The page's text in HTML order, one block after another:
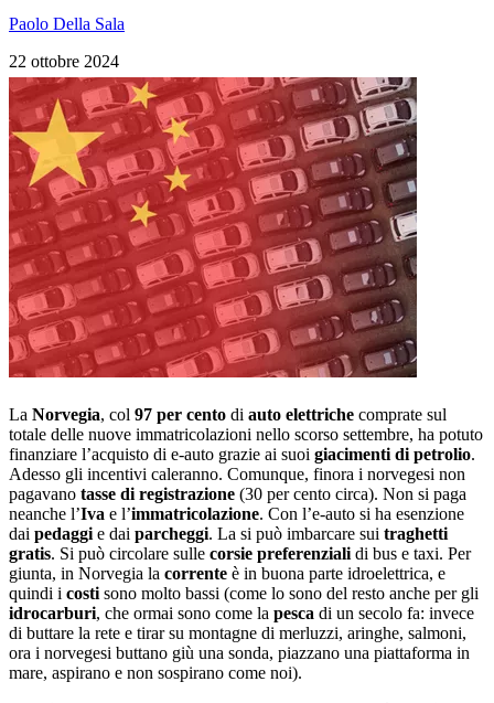
Paolo Della Sala
22 ottobre 2024
La Norvegia, col 97 per cento di auto elettriche comprate sul
totale delle nuove immatricolazioni nello scorso settembre, ha potuto
finanziare l’acquisto di e-auto grazie ai suoi giacimenti di petrolio.
Adesso gli incentivi caleranno. Comunque, finora i norvegesi non
pagavano tasse di registrazione (30 per cento circa). Non si paga
neanche l’Iva e l’immatricolazione. Con l’e-auto si ha esenzione
dai pedaggi e dai parcheggi. La si può imbarcare sui traghetti
gratis. Si può circolare sulle corsie preferenziali di bus e taxi. Per
giunta, in Norvegia la corrente è in buona parte idroelettrica, e
quindi i costi sono molto bassi (come lo sono del resto anche per gli
idrocarburi, che ormai sono come la pesca di un secolo fa: invece
di buttare la rete e tirar su montagne di merluzzi, aringhe, salmoni,
ora i norvegesi buttano giù una sonda, piazzano una piattaforma in
mare, aspirano e non sospirano come noi).